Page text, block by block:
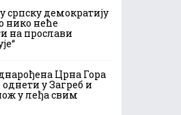
демократију
нико неће
на прослави
Црна Гора
однети у Загреб и
у леђа свим